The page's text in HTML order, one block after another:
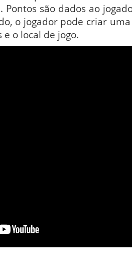
Pontos são dados ao
o jogador pode criar
o local de jogo.